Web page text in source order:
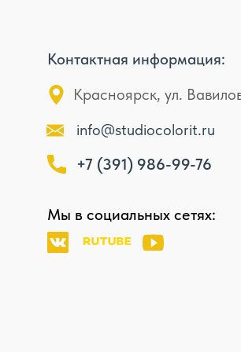
Контактная информация:
Красноярск, ул.
info@studiocolorit.ru
+7 (391) 986-99-76
Мы в социальных сетях: